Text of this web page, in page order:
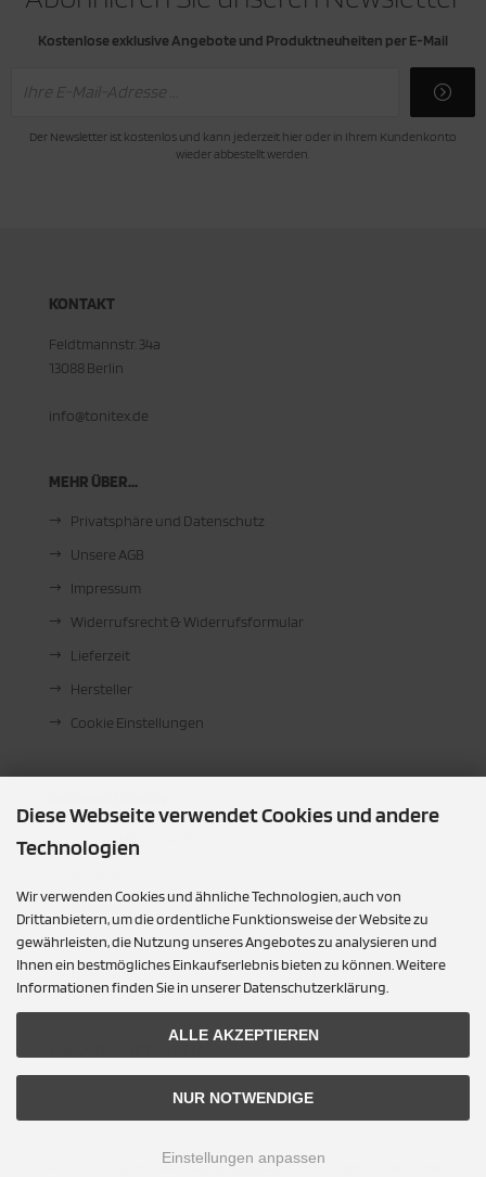
Kostenlose exklusive Angebote und Produktneuheiten per E-Mail
Der Newsletter ist kostenlos und kann jederzeit hier oder in Ihrem Kundenkonto
wieder abbestellt werden.
KONTAKT
Feldtmannstr. 34a
13088 Berlin
info@tonitex.de
MEHR ÜBER...
Privatsphäre und Datenschutz
Unsere AGB
Impressum
Widerrufsrecht & Widerrufsformular
Lieferzeit
Hersteller
Cookie Einstellungen
Zahlung & Versand
Sitemap
Für Sie vor Ort
Leder Toni
Alle Preise inkl. gesetzl. MwSt. zzgl.Versandkosten. Die durchgestrichenen Preise
Diese Webseite verwendet Cookies und andere
Technologien
Wir verwenden Cookies und ähnliche Technologien, auch von
Drittanbietern, um die ordentliche Funktionsweise der Website zu
gewährleisten, die Nutzung unseres Angebotes zu analysieren und
Ihnen ein bestmögliches Einkaufserlebnis bieten zu können. Weitere
Informationen finden Sie in unserer Datenschutzerklärung.
ALLE AKZEPTIEREN
NUR NOTWENDIGE
Einstellungen anpassen